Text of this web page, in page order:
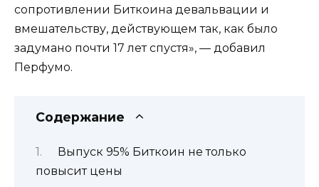
сопротивлении Биткоина девальвации и
вмешательству, действующем так, как было
задумано почти 17 лет спустя», — добавил
Перфумо.
Содержание
Выпуск 95% Биткоин не только
повысит цены